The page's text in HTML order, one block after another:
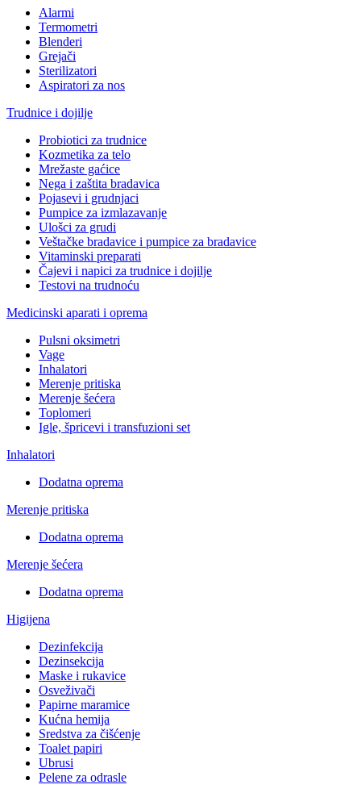
Alarmi
Termometri
Blenderi
Grejači
Sterilizatori
Aspiratori za nos
Trudnice i dojilje
Probiotici za trudnice
Kozmetika za telo
Mrežaste gaćice
Nega i zaštita bradavica
Pojasevi i grudnjaci
Pumpice za izmlazavanje
Ulošci za grudi
Veštačke bradavice i pumpice za bradavice
Vitaminski preparati
Čajevi i napici za trudnice i dojilje
Testovi na trudnoću
Medicinski aparati i oprema
Pulsni oksimetri
Vage
Inhalatori
Merenje pritiska
Merenje šećera
Toplomeri
Igle, špricevi i transfuzioni set
Inhalatori
Dodatna oprema
Merenje pritiska
Dodatna oprema
Merenje šećera
Dodatna oprema
Higijena
Dezinfekcija
Dezinsekcija
Maske i rukavice
Osveživači
Papirne maramice
Kućna hemija
Sredstva za čišćenje
Toalet papiri
Ubrusi
Pelene za odrasle